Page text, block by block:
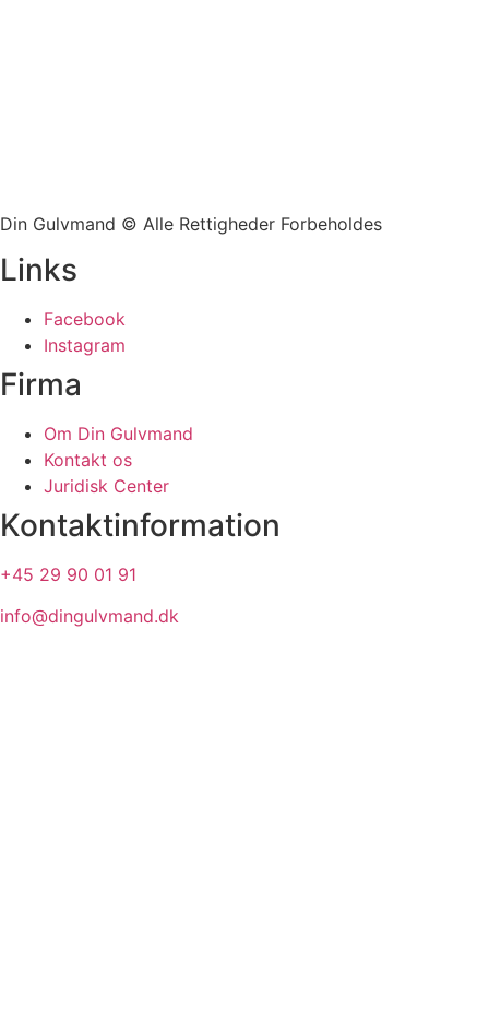
Din Gulvmand © Alle Rettigheder Forbeholdes
Links
Facebook
Instagram
Firma
Om Din Gulvmand
Kontakt os
Juridisk Center
Kontaktinformation
+45 29 90 01 91
info@dingulvmand.dk